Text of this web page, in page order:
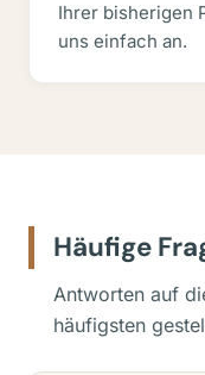
Ihrer bisherigen
uns einfach an.
Häufige
Antworten auf
häufigsten